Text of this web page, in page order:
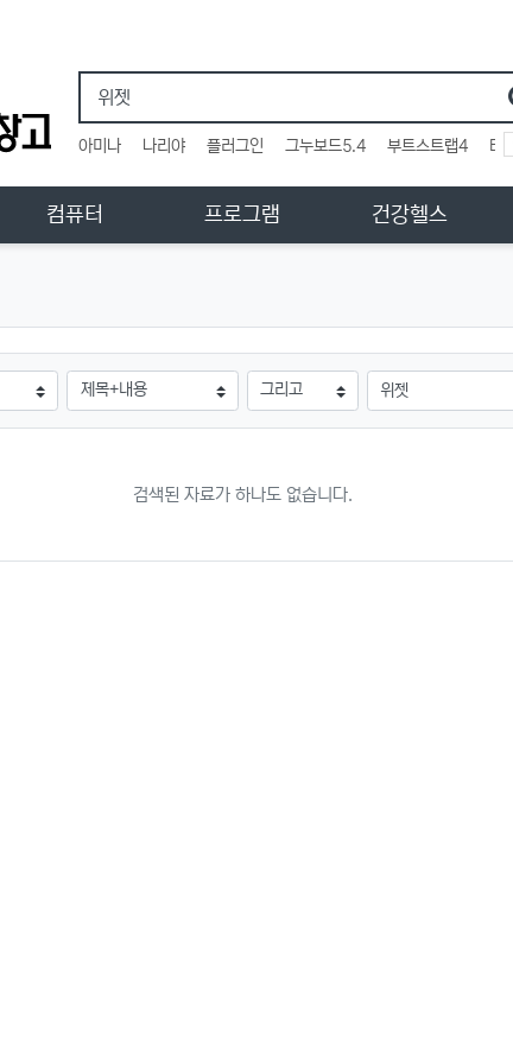
인기검색어
아미나 나리야 플러그인 그누보드5.4 부트스트랩4 테
컴퓨터 프로그램 건강헬스
검색조건 검색방법 검색어
검색된 자료가 하나도 없습니다.